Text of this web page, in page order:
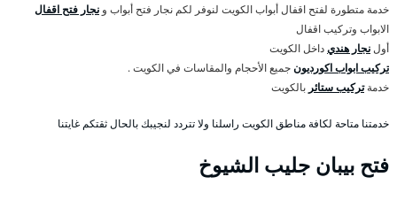
خدمة متطورة لفتح اقفال أبواب الكويت لنوفر لكم نجار فتح أبواب و نجار فتح اقفال
الابواب وتركيب اقفال
أولنجار هنديداخل الكويت
تركيب ابواب اكورديونجميع الأحجام والمقاسات في الكويت .
خدمةتركيب ستائر بالكويت
خدمتنا متاحة لكافة مناطق الكويت راسلنا ولا تتردد لنجيبك بالحال ثقتكم غايتنا
فتح بيبان جليب الشيوخ